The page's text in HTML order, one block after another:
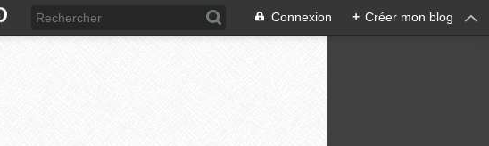
Connexion + Créer mon blog